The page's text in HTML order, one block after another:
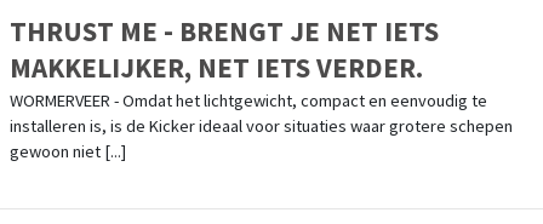
THRUST ME - BRENGT JE NET IETS
MAKKELIJKER, NET IETS VERDER.
WORMERVEER - Omdat het lichtgewicht, compact en eenvoudig te
installeren is, is de Kicker ideaal voor situaties waar grotere schepen
gewoon niet [...]